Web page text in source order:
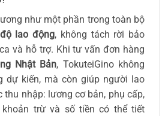
như một phần trong toàn bộ
lao động, không tách rời bảo
và hỗ trợ. Khi tư vấn đơn hàng
Nhật Bản, TokuteiGino không
dự kiến, mà còn giúp người lao
thu nhập: lương cơ bản, phụ cấp,
trừ và số tiền có thể tiết